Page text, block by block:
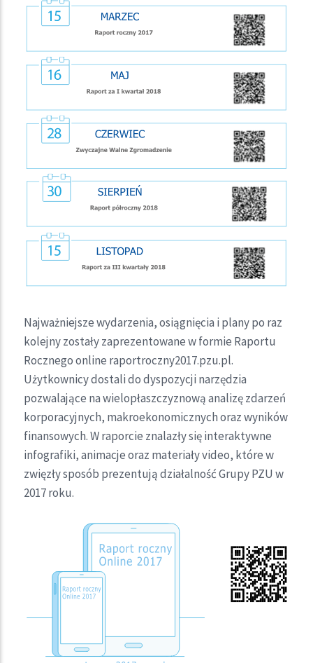
Najważniejsze wydarzenia, osiągnięcia i plany po raz
kolejny zostały zaprezentowane w formie Raportu
Rocznego online raportroczny2017.pzu.pl.
Użytkownicy dostali do dyspozycji narzędzia
pozwalające na wielopłaszczyznową analizę zdarzeń
korporacyjnych, makroekonomicznych oraz wyników
finansowych. W raporcie znalazły się interaktywne
infografiki, animacje oraz materiały video, które w
zwięzły sposób prezentują działalność Grupy PZU w
2017 roku.